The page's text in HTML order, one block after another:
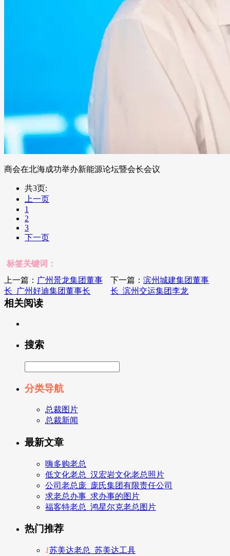
商会在北海成功举办新能源论坛暨会长会议
共3页:
上一页
1
2
3
下一页
标签关键词：
上一篇： 广州景龙集团董事
长_广州好迪集团董事长
下一篇：滨州城建集团董事
长_滨州交运集团李龙
相关阅读
搜索
分类导航
总裁图片
总裁新闻
最新文章
嗨多购老总
低文化老总_汉宏岩文化老总照片
公司老总庞_庞氏集团有限责任公司
求老总办事_求办事的图片
福客特老总_鸿星尔克老总图片
热门推荐
1苏美达老总_苏美达工具